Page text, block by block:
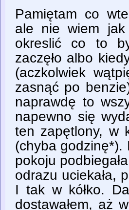
Pamiętam co
ale nie wiem jak
okreslić co to
zaczęło albo
(aczkolwiek
zasnąć po
naprawdę to
napewno się
ten zapętlony, w
(chyba godzinę*).
pokoju
odrazu uciekała,
I tak w kółko.
dostawałem, aż